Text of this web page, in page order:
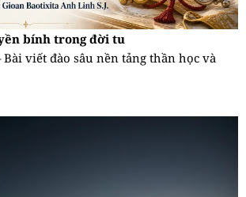
bính trong đời tu
Bài viết đào sâu nền tảng thần học và